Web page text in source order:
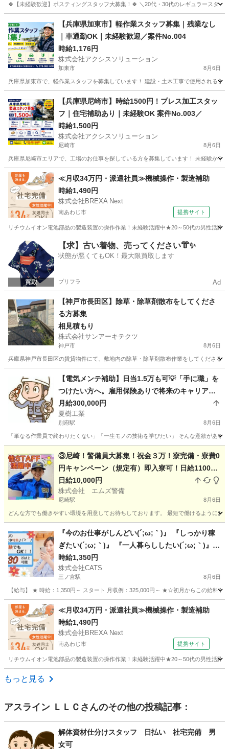
🍀【未経験歓迎】ポスティングスタッフ大募集！🍀 ＼20代・30代のレギュラースタ
芦屋駅 軽作業 スタッフ
【兵庫県加東市】軽作業スタッフ募集｜残業なし
｜車通勤OK｜未経験歓迎／案件No.004
時給1,176円
株式会社アクシスソリューション
加東市 8月6日
兵庫県加東市で、軽作業スタッフを募集しています！ 建設・土木工事で使用される
その他 スタッフ
【兵庫県尼崎市】時給1500円！プレス加工スタッ
フ｜住宅補助あり｜未経験OK 案件No.003／
時給1,500円
株式会社アクシスソリューション
尼崎市 8月6日
兵庫県尼崎市エリアで、工場のお仕事を探している方を募集しています！ 未経験か
兵庫 尼崎市 工場 スタッフ
≪月収34万円・派遣社員≫機械操作・製造補助
時給1,490円
株式会社BREXA Next
南あわじ市 提携サイト
リチウムイオン電池部品の製造装置の操作作業！未経験活躍中★20～50代の男性活
兵庫 南あわじ市 その他
【求】古い着物、売ってください👘✨
状態が悪くてもOK！最大限買取します
プリフラ Ad
【神戸市長田区】除草・除草剤散布をしてくださ
る方募集
相見積もり
株式会社サンアーキテクツ
神戸市 8月6日
兵庫県神戸市長田区の賃貸物件にて、敷地内の除草・除草剤散布作業をしてくださる
その他 ごみ
【電気メンテ補助】日当1.5万も可💡「手に職」を
つけたい方へ。雇用保険ありで将来のキャリアも
安心！
月給300,000円
夏樹工業
別府駅 8月6日
「単なる作業員で終わりたくない」「一生モノの技術を学びたい」 そんな意欲があ
別府駅 その他 給料
③尼崎！警備員大募集！祝金３万！寮完備・寮費0
円キャンペーン（規定有）即入寮可！日給11000
(各種手当含む・規定有) 電話面接 履歴書不要
スマホ契約サポートあり
日給10,000円
株式会社 エムズ警備
尼崎駅 8月6日
どんな方でも働きやすい環境を用意してお待ちしております。 最短で働けるように
尼崎駅 警備員 留学生
『今のお仕事がしんどい(´;ω;｀)』 『しっかり稼
ぎたい(´;ω;｀)』 『一人暮らししたい(´;ω;｀)』
☆女性から人気 軽作業スタッフ☆-三ノ宮
時給1,350円
株式会社CATS
三ノ宮駅 8月6日
【給与】 ★ 時給：1,350円～ スタート 月収例：325,000円～ ★☆初月からこの給料
兵庫 神戸市 三ノ宮駅 仕分け スタッフ
≪月収34万円・派遣社員≫機械操作・製造補助
時給1,490円
株式会社BREXA Next
南あわじ市 提携サイト
リチウムイオン電池部品の製造装置の操作作業！未経験活躍中★20～50代の男性活
兵庫 南あわじ市
もっと見る
アスライン ＬＬＣ さんのその他の投稿記事：
解体資材仕分けスタッフ 日払い 社宅完備 男
女可